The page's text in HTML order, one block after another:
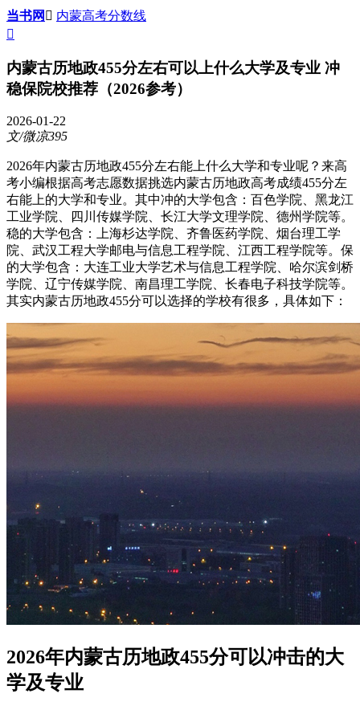
当书网  内蒙高考分数线

内蒙古历地政455分左右可以上什么大学及专业 冲
稳保院校推荐（2026参考）
2026-01-22
文/微凉395
2026年内蒙古历地政455分左右能上什么大学和专业呢？来高
考小编根据高考志愿数据挑选内蒙古历地政高考成绩455分左
右能上的大学和专业。其中冲的大学包含：百色学院、黑龙江
工业学院、四川传媒学院、长江大学文理学院、德州学院等。
稳的大学包含：上海杉达学院、齐鲁医药学院、烟台理工学
院、武汉工程大学邮电与信息工程学院、江西工程学院等。保
的大学包含：大连工业大学艺术与信息工程学院、哈尔滨剑桥
学院、辽宁传媒学院、南昌理工学院、长春电子科技学院等。
其实内蒙古历地政455分可以选择的学校有很多，具体如下：
2026年内蒙古历地政455分可以冲击的大
学及专业